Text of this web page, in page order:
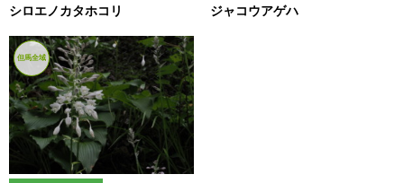
シロエノカタホコリ ジャコウアゲハ
但馬全域